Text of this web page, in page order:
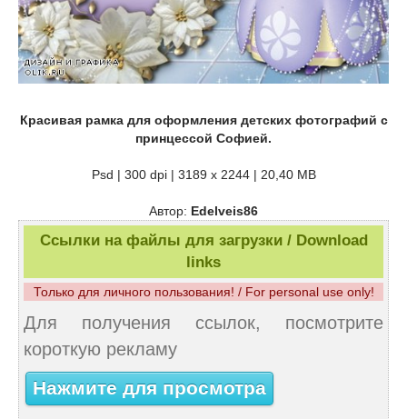
Красивая рамка для оформления детских фотографий с
принцессой Софией.
Psd | 300 dpi | 3189 х 2244 | 20,40 MB
Автор: Edelveis86
Ссылки на файлы для загрузки / Download
links
Только для личного пользования! / For personal use only!
Для получения ссылок, посмотрите
короткую рекламу
Нажмите для просмотра